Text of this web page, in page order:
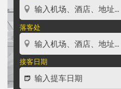
落客处
接客日期